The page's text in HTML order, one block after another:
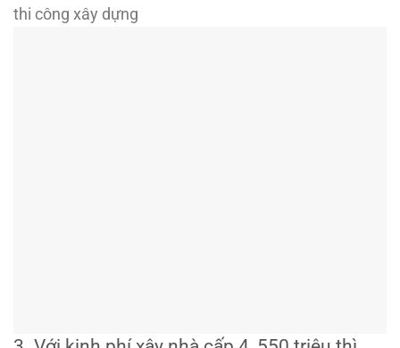
thi công xây dựng